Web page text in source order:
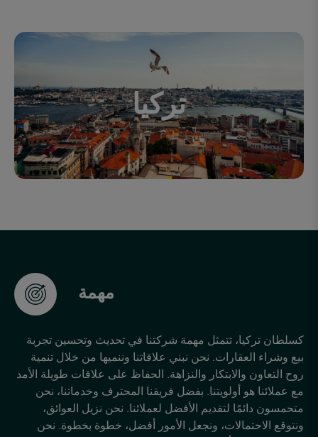
تركيا
مهمة
كسلطان تركيا، تتمثل مهمة شركتنا في تحديث وتحسين تجربة
بيع وشراء العقارات. نحن نبني علاقاتنا وننميها من خلال تنمية
روح التعاون والابتكار والنزاهة. الحفاظ على علاقات طويلة الأمد
مع عملائنا هو أولويتنا. بفضل فريقنا المحترف وخدماتنا، نحن
متحمسون دائمًا لتقديم الأفضل لعملائنا. نحن نزيل العوائق،
ونتوقع الاحتمالات، ونجعل الأمور أفضل، خطوة بخطوة. نحن